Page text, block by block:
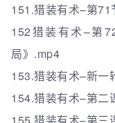
151.猎装有术–第
152猎装有术–第
局》.mp4
153.猎装有术–新一
154.猎装有术–第二
155.猎装有术–第三